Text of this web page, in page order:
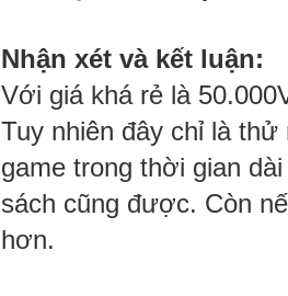
Nhận xét và kết luận:
Với giá khá rẻ là
Tuy nhiên đây chỉ là
game trong thời gian
sách cũng được. Còn
hơn.